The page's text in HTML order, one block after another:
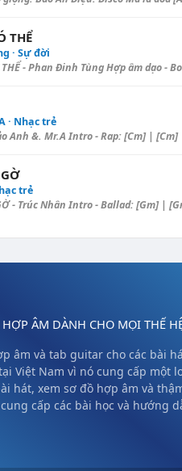
THỂ
· Sự đời
THỂ - Phan Đinh Tùng Hợp âm dạo -
· Nhạc trẻ
Anh &. Mr.A Intro - Rap: [Cm] |
trẻ
- Trúc Nhân Intro - Ballad: [Gm] |
ÂM DÀNH CHO MỌI THẾ
âm và tab guitar cho các bài
Việt Nam vì nó cung cấp một
hát, xem sơ đồ hợp âm và
cấp các bài học và hướng